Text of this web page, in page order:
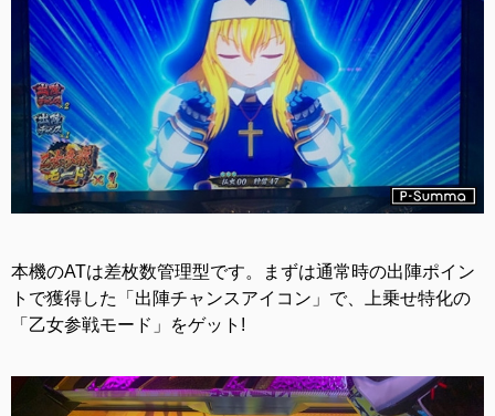
本機のATは差枚数管理型です。まずは通常時の出陣ポイン
トで獲得した「出陣チャンスアイコン」で、上乗せ特化の
「乙女参戦モード」をゲット!